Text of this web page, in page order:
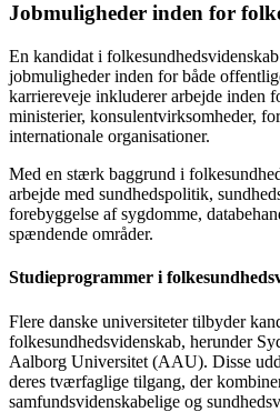
Jobmuligheder inden for
En kandidat i
jobmuligheder inden for både
karriereveje inkluderer arbejde inden
ministerier, konsulentvirksomheder,
internationale organisationer.
Med en stærk baggrund i
arbejde med sundhedspolitik,
forebyggelse af sygdomme,
spændende områder.
Studieprogrammer i
Flere danske universiteter tilbyder
folkesundhedsvidenskab, herunder
Aalborg Universitet (AAU). Disse
deres tværfaglige tilgang, der
samfundsvidenskabelige og